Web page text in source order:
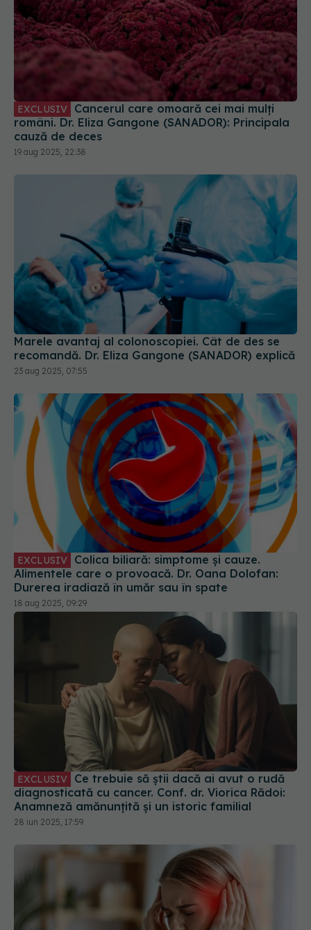
EXCLUSIV
români. Dr. Eliza Gangone (SANADOR): Principala
cauză de deces
19 aug 2025, 22:38
Marele avantaj al colonoscopiei. Cât de des se
recomandă. Dr. Eliza Gangone (SANADOR) explică
23 aug 2025, 07:55
EXCLUSIV
Alimentele care o provoacă. Dr. Oana Dolofan:
Durerea iradiază în umăr sau în spate
18 aug 2025, 09:29
EXCLUSIV
diagnosticată cu cancer. Conf. dr. Viorica Rădoi:
Anamneză amănunțită și un istoric familial
28 iun 2025, 17:59